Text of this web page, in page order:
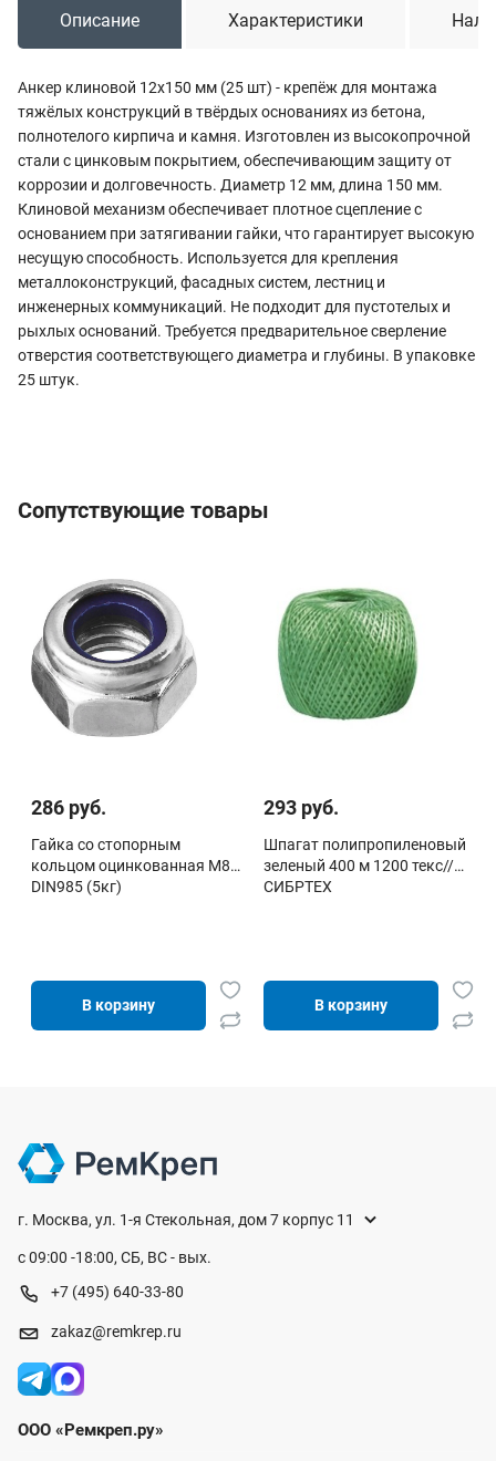
Описание Характеристики
Анкер клиновой 12x150 мм (25 шт) - крепёж для монтажа
тяжёлых конструкций в твёрдых основаниях из бетона,
полнотелого кирпича и камня. Изготовлен из высокопрочной
стали с цинковым покрытием, обеспечивающим защиту от
коррозии и долговечность. Диаметр 12 мм, длина 150 мм.
Клиновой механизм обеспечивает плотное сцепление с
основанием при затягивании гайки, что гарантирует высокую
несущую способность. Используется для крепления
металлоконструкций, фасадных систем, лестниц и
инженерных коммуникаций. Не подходит для пустотелых и
рыхлых оснований. Требуется предварительное сверление
отверстия соответствующего диаметра и глубины. В упаковке
25 штук.
Сопутствующие товары
286 руб.
Гайка со стопорным
кольцом оцинкованная М8
DIN985 (5кг)
В корзину
293 руб.
Шпагат полипропиленовый
зеленый 400 м 1200 текс//
СИБРТЕХ
В корзину
г. Москва, ул. 1-я Стекольная, дом 7 корпус 11
с 09:00 -18:00, СБ, ВС - вых.
+7 (495) 640-33-80
zakaz@remkrep.ru
ООО «Ремкреп.ру»